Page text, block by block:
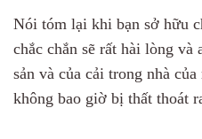
Nói tóm lại khi bạn sở hữu
chắc chắn sẽ rất hài lòng
sản và của cải trong nhà
không bao giờ bị thất thoát